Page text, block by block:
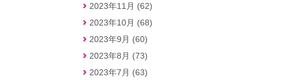
2023年11月 (62)
2023年10月 (68)
2023年9月 (60)
2023年8月 (73)
2023年7月 (63)